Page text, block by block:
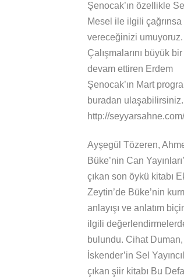
Şenocak’ın özellikle
Mesel ile ilgili
vereceğinizi umuyoruz.
Çalışmalarını büyük bir
devam ettiren Erdem
Şenocak’ın Mart
buradan ulaşabilirsiniz.
http://
Ayşegül Tözeren,
Büke’nin Can
çıkan son öykü kitabı
Zeytin’de Büke’nin
anlayışı ve anlatım
ilgili
bulundu. Cihat
İskender’in Sel
çıkan şiir kitabı Bu